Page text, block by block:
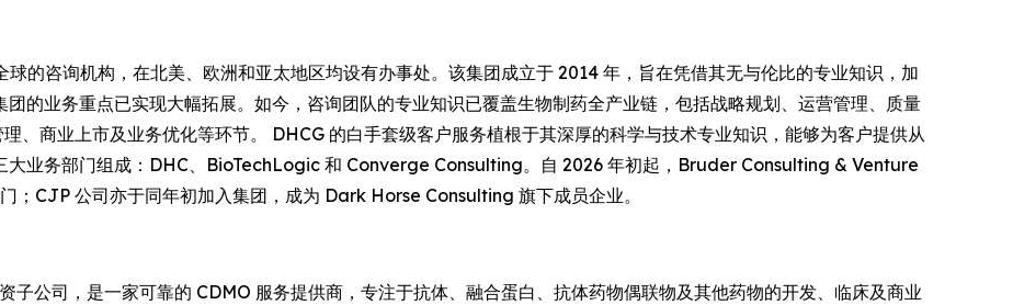
的咨询机构，在北美、欧洲和亚太地区均设有办事处。该集团成立于 2014 年，旨在凭借其无与伦比的专业知识，加
的业务重点已实现大幅拓展。如今，咨询团队的专业知识已覆盖生物制药全产业链，包括战略规划、运营管理、质量
、商业上市及业务优化等环节。 DHCG 的白手套级客户服务植根于其深厚的科学与技术专业知识，能够为客户提供从
大业务部门组成：DHC、BioTechLogic 和 Converge Consulting。自 2026 年初起，Bruder Consulting & Venture
；CJP 公司亦于同年初加入集团，成为 Dark Horse Consulting 旗下成员企业。
公司，是一家可靠的 CDMO 服务提供商，专注于抗体、融合蛋白、抗体药物偶联物及其他药物的开发、临床及商业